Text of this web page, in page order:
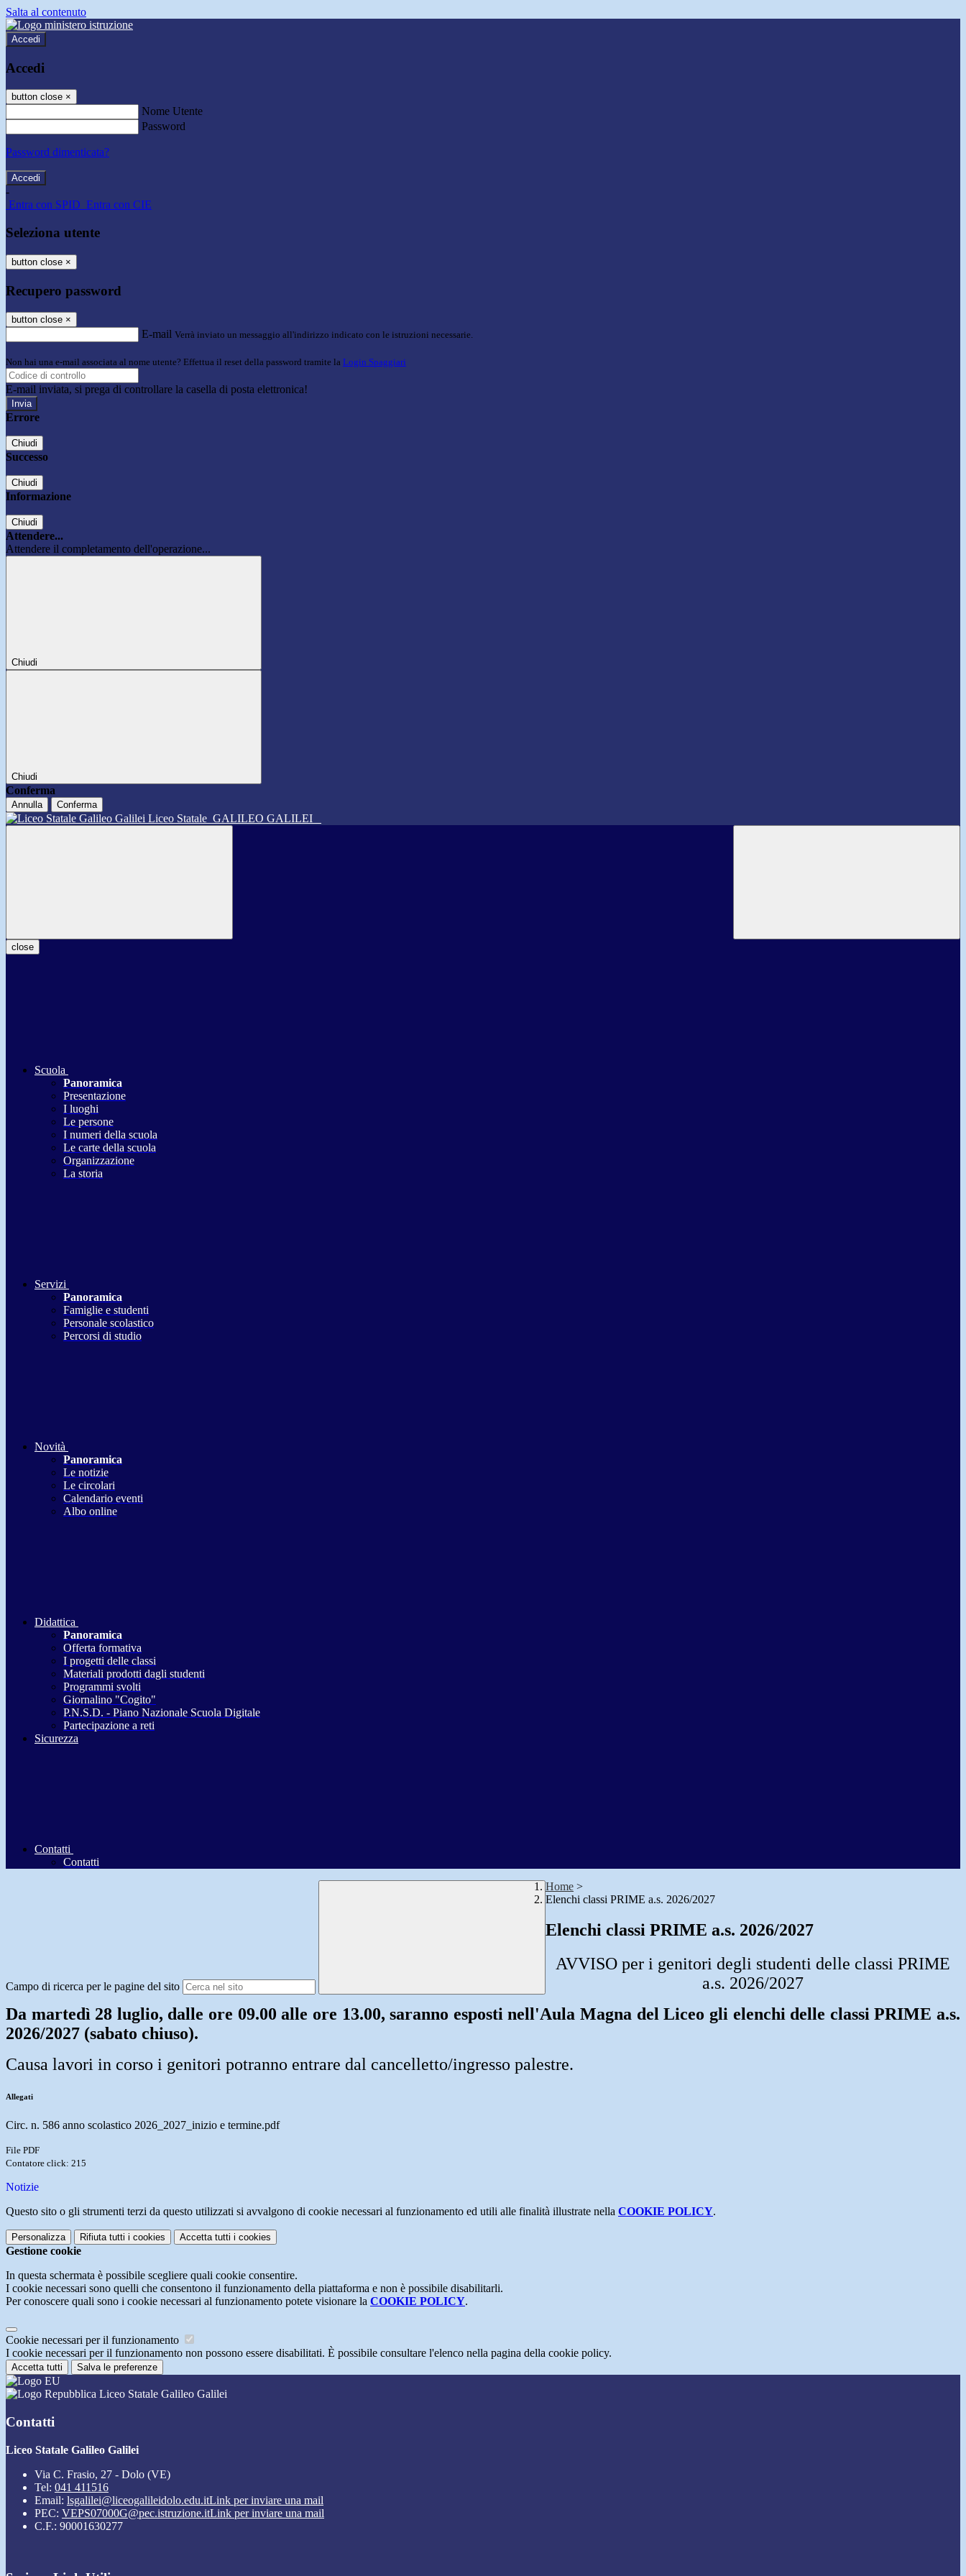
Salta al contenuto
Accedi
Accedi
button close ×
Nome Utente
Password
Password dimenticata?
-
Entra con SPID Entra con CIE
Seleziona utente
button close ×
Recupero password
button close ×
E-mail Verrà inviato un messaggio all'indirizzo indicato con le istruzioni necessarie.
Non hai una e-mail associata al nome utente? Effettua il reset della password tramite la Login Spaggiari
E-mail inviata, si prega di controllare la casella di posta elettronica!
Errore
Chiudi
Successo
Chiudi
Informazione
Chiudi
Attendere...
Attendere il completamento dell'operazione...
Chiudi
Chiudi
Conferma
Annulla Conferma
Liceo Statale GALILEO GALILEI
close
Scuola
Panoramica
Presentazione
I luoghi
Le persone
I numeri della scuola
Le carte della scuola
Organizzazione
La storia
Servizi
Panoramica
Famiglie e studenti
Personale scolastico
Percorsi di studio
Novità
Panoramica
Le notizie
Le circolari
Calendario eventi
Albo online
Didattica
Panoramica
Offerta formativa
I progetti delle classi
Materiali prodotti dagli studenti
Programmi svolti
Giornalino "Cogito"
P.N.S.D. - Piano Nazionale Scuola Digitale
Partecipazione a reti
Sicurezza
Contatti
Contatti
Campo di ricerca per le pagine del sito
Home >
Elenchi classi PRIME a.s. 2026/2027
Elenchi classi PRIME a.s. 2026/2027
AVVISO per i genitori degli studenti delle classi PRIME
a.s. 2026/2027
Da martedì 28 luglio, dalle ore 09.00 alle ore 13.00, saranno esposti nell'Aula Magna del Liceo gli elenchi delle classi PRIME a.s.
2026/2027 (sabato chiuso).
Causa lavori in corso i genitori potranno entrare dal cancelletto/ingresso palestre.
Allegati
Circ. n. 586 anno scolastico 2026_2027_inizio e termine.pdf
File PDF
Contatore click: 215
Notizie
Questo sito o gli strumenti terzi da questo utilizzati si avvalgono di cookie necessari al funzionamento ed utili alle finalità illustrate nella COOKIE POLICY.
Personalizza Rifiuta tutti i cookies Accetta tutti i cookies
Gestione cookie
In questa schermata è possibile scegliere quali cookie consentire.
I cookie necessari sono quelli che consentono il funzionamento della piattaforma e non è possibile disabilitarli.
Per conoscere quali sono i cookie necessari al funzionamento potete visionare la COOKIE POLICY.
Cookie necessari per il funzionamento
I cookie necessari per il funzionamento non possono essere disabilitati. È possibile consultare l'elenco nella pagina della cookie policy.
Accetta tutti Salva le preferenze
Liceo Statale Galileo Galilei
Contatti
Liceo Statale Galileo Galilei
Via C. Frasio, 27 - Dolo (VE)
Tel: 041 411516
Email: lsgalilei@liceogalileidolo.edu.itLink per inviare una mail
PEC: VEPS07000G@pec.istruzione.itLink per inviare una mail
C.F.: 90001630277